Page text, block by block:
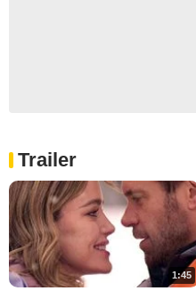
Trailer
1:45